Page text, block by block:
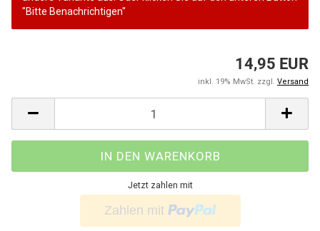
"Bitte Benachrichtigen"
14,95 EUR
inkl. 19% MwSt. zzgl. Versand
Jetzt zahlen mit